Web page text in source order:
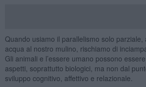
Quando usiamo il parallelismo solo parziale,
acqua al nostro mulino, rischiamo di
Gli animali e l’essere umano possono
aspetti, soprattutto biologici, ma non dal
sviluppo cognitivo, affettivo e relazionale.